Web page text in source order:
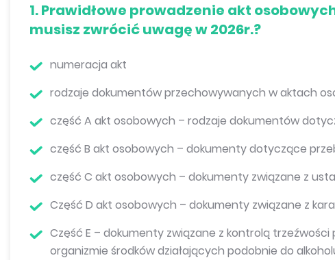
1.Prawidłowe prowadzenie akt
musisz zwrócić uwagę w 2026r.?
numeracja akt
rodzaje dokumentów przechowywanych w aktach
część A akt osobowych – rodzaje dokumentów
część B akt osobowych – dokumenty dotyczące
część C akt osobowych – dokumenty związane z
Część D akt osobowych – dokumenty związane z
Część E – dokumenty związane z kontrolą
organizmie środków działających podobnie do